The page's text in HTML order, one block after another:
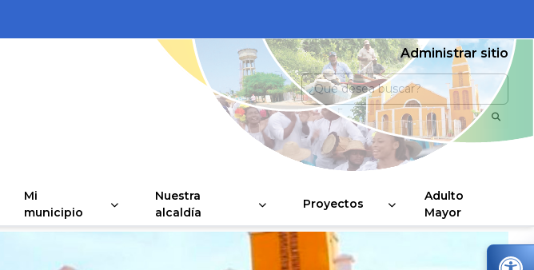
Administrar sitio
Mi
municipio
Nuestra
alcaldía
Proyectos
Adulto
Mayor